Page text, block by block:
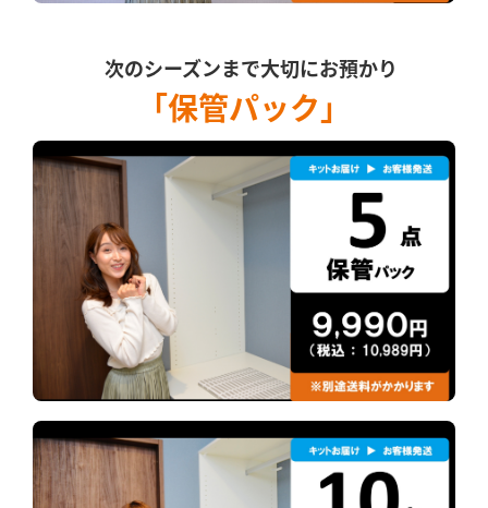
次のシーズンまで大切にお預かり
「保管パック」